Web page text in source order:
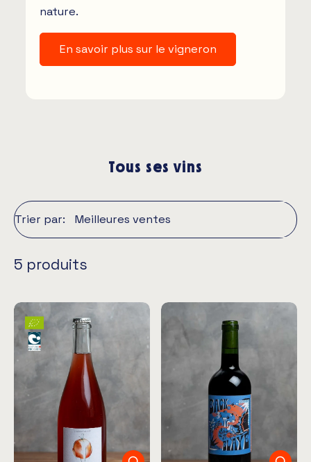
nature.
En savoir plus sur le vigneron
Tous ses vins
Trier par:
5 produits